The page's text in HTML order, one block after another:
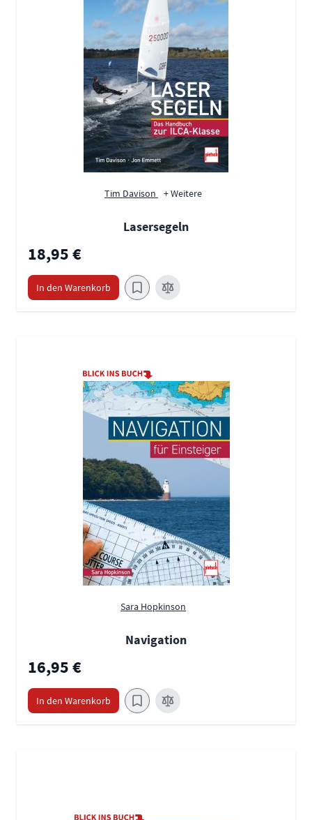
Tim Davison + Weitere
Lasersegeln
18,95 €
In den Warenkorb
Sara Hopkinson
Navigation
16,95 €
In den Warenkorb